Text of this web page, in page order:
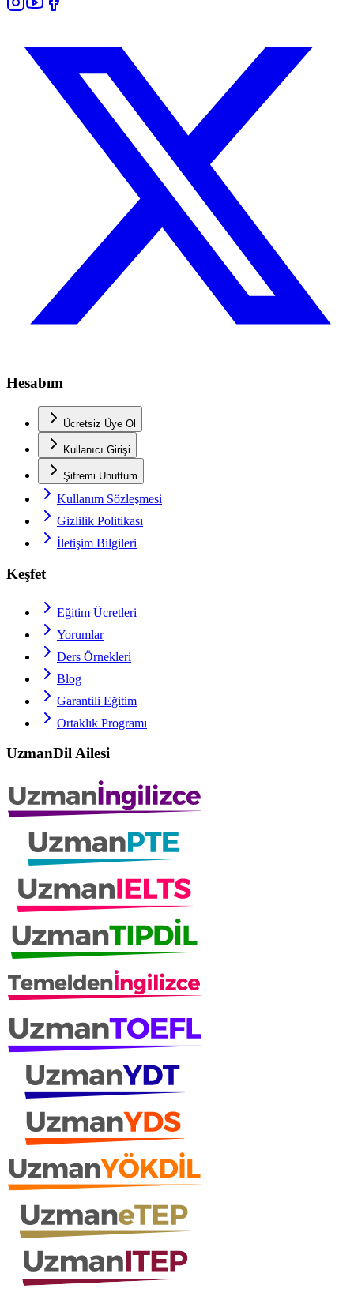
Hesabım
Ücretsiz Üye Ol
Kullanıcı Girişi
Şifremi Unuttum
Kullanım Sözleşmesi
Gizlilik Politikası
İletişim Bilgileri
Keşfet
Eğitim Ücretleri
Yorumlar
Ders Örnekleri
Blog
Garantili Eğitim
Ortaklık Programı
UzmanDil Ailesi